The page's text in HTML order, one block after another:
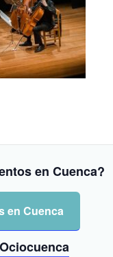
en Cuenca?
en Cuenca